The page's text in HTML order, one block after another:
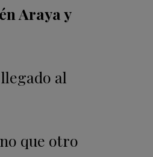
Araya y
al
que otro